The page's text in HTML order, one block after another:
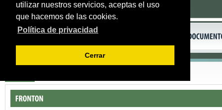
utilizar nuestros servicios, aceptas el uso
que hacemos de las cookies.
Política de privacidad
Cerrar